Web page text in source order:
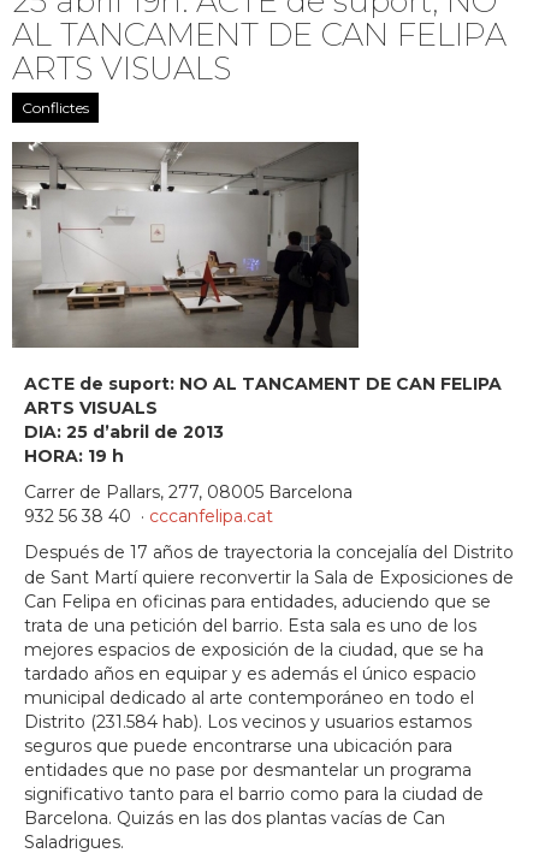
AL TANCAMENT DE CAN FELIPA
ARTS VISUALS
Conflictes
ACTE de suport: NO AL TANCAMENT DE CAN FELIPA
ARTS VISUALS
DIA: 25 d’abril de 2013
HORA: 19 h
Carrer de Pallars, 277, 08005 Barcelona
932 56 38 40 ‎ · cccanfelipa.cat
Después de 17 años de trayectoria la concejalía del Distrito
de Sant Martí quiere reconvertir la Sala de Exposiciones de
Can Felipa en oficinas para entidades, aduciendo que se
trata de una petición del barrio. Esta sala es uno de los
mejores espacios de exposición de la ciudad, que se ha
tardado años en equipar y es además el único espacio
municipal dedicado al arte contemporáneo en todo el
Distrito (231.584 hab). Los vecinos y usuarios estamos
seguros que puede encontrarse una ubicación para
entidades que no pase por desmantelar un programa
significativo tanto para el barrio como para la ciudad de
Barcelona. Quizás en las dos plantas vacías de Can
Saladrigues.